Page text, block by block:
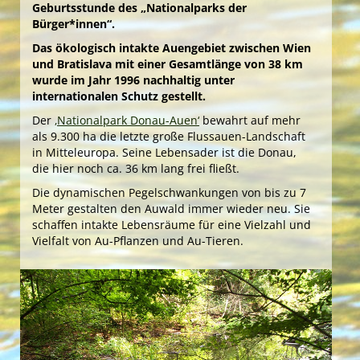
Welcome … im Grünen!
Unsere YES-Angebote
11th EuroTeens Camp
8th DanubeTeens Camp
11th EuroTeens Camp
Best Agers Outdoors
Welcome … im Grünen!
Unsere YES-Angebote
8th DanubeTeens Camp
Grüne Insel Camp
Welcome … im Grünen!
Unsere YES-Angebote
English Adventure Camp
Grüne Insel Camp
English Adventure Camp
Grüne Insel Camp
Best Agers Outdoors
Green Holidays
Green Camp Weekend
Best Agers Outdoors
FreizeitOase ‘AquaScope‘
Best Agers Outdoors
Happy … im Grünen!
Unsere Freizeitangebote
Best Agers Outdoors
Geburtsstunde des „Nationalparks der
Bürger*innen“.
Das ökologisch intakte Auengebiet zwischen Wien
und Bratislava mit einer Gesamtlänge von 38 km
wurde im Jahr 1996 nachhaltig unter
internationalen Schutz gestellt.
Der ‚Nationalpark Donau-Auen‘bewahrt auf mehr
als 9.300 ha die letzte große Flussauen-Landschaft
in Mitteleuropa. Seine Lebensader ist die Donau,
die hier noch ca. 36 km lang frei fließt.
Die dynamischen Pegelschwankungen von bis zu 7
Meter gestalten den Auwald immer wieder neu. Sie
schaffen intakte Lebensräume für eine Vielzahl und
Vielfalt von Au-Pflanzen und Au-Tieren.